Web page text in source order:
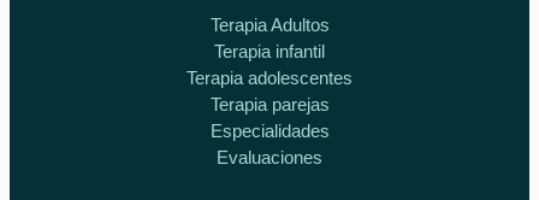
Terapia Adultos
Terapia infantil
Terapia adolescentes
Terapia parejas
Especialidades
Evaluaciones